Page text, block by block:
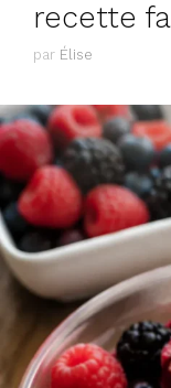
recette
par Élise